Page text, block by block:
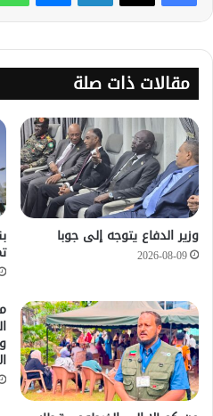
مقالات ذات صلة
وزير الدفاع يتوجه إلى جوبا
2026-08-09